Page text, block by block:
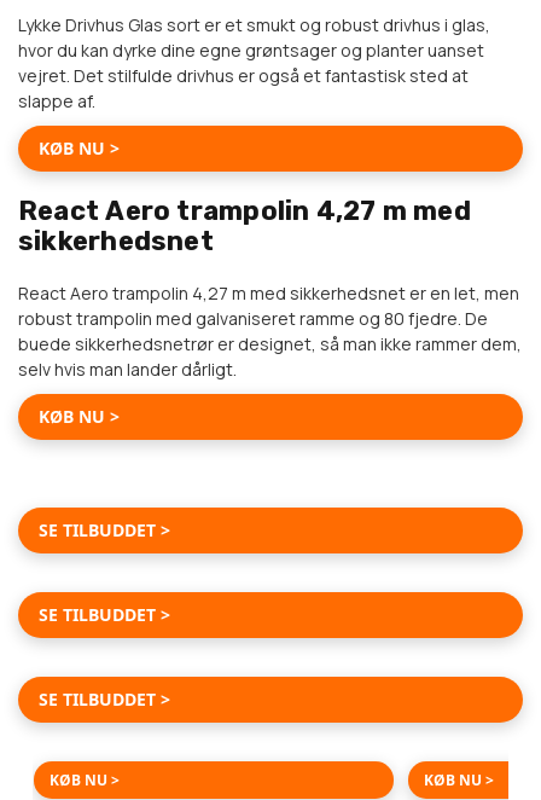
-15010 KR
Lykke Drivhus Glas sort er et smukt og robust drivhus i glas,
hvor du kan dyrke dine egne grøntsager og planter uanset
vejret. Det stilfulde drivhus er også et fantastisk sted at
slappe af.
KØB NU >
React Aero trampolin 4,27 m med
sikkerhedsnet
-1300 KR
KAMPANJPRIS! ENDAST
3190 KR4490 KR
React Aero trampolin 4,27 m med sikkerhedsnet er en let, men
robust trampolin med galvaniseret ramme og 80 fjedre. De
buede sikkerhedsnetrør er designet, så man ikke rammer dem,
selv hvis man lander dårligt.
KØB NU >
ALT TIL FORÅRET
OP TIL -60%
SE TILBUDDET >
OP TIL -70%
DRIVHUS
FRA 2 490,-
SE TILBUDDET >
OP TIL -35%
HUNDEGÅRD
FRA 2 390,-
SE TILBUDDET >
-25%
NU 3999
KØB NU > -70%
LYKKE DRIVHUS
NU 6790
KØB NU >